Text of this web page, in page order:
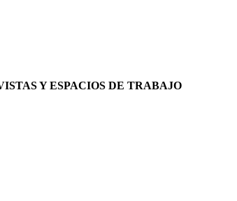
Y ESPACIOS DE TRABAJO